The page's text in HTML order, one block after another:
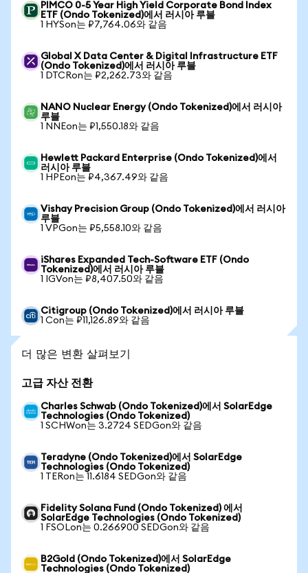
PIMCO 0-5 Year High Yield Corporate Bond Index
ETF (Ondo Tokenized)에서 러시아 루블
1 HYSon는 ₽7,764.06와 같음
Global X Data Center & Digital Infrastructure ETF
(Ondo Tokenized)에서 러시아 루블
1 DTCRon는 ₽2,262.73와 같음
NANO Nuclear Energy (Ondo Tokenized)에서 러시아
루블
1 NNEon는 ₽1,550.18와 같음
Hewlett Packard Enterprise (Ondo Tokenized)에서
러시아 루블
1 HPEon는 ₽4,367.49와 같음
Vishay Precision Group (Ondo Tokenized)에서 러시아
루블
1 VPGon는 ₽5,558.10와 같음
iShares Expanded Tech-Software ETF (Ondo
Tokenized)에서 러시아 루블
1 IGVon는 ₽8,407.50와 같음
Citigroup (Ondo Tokenized)에서 러시아 루블
1 Con는 ₽11,126.89와 같음
더 많은 변환 살펴보기
고급 자산 전환
Charles Schwab (Ondo Tokenized)에서 SolarEdge
Technologies (Ondo Tokenized)
1 SCHWon는 3.2724 SEDGon와 같음
Teradyne (Ondo Tokenized)에서 SolarEdge
Technologies (Ondo Tokenized)
1 TERon는 11.6184 SEDGon와 같음
Fidelity Solana Fund (Ondo Tokenized) 에서
SolarEdge Technologies (Ondo Tokenized)
1 FSOLon는 0.266900 SEDGon와 같음
B2Gold (Ondo Tokenized)에서 SolarEdge
Technologies (Ondo Tokenized)